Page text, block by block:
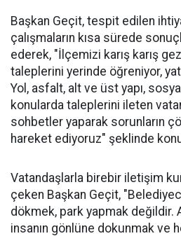
Başkan Geçit, tespit edilen
çalışmaların kısa sürede
ederek, "İlçemizi karış karış
taleplerini yerinde öğreniyor,
Yol, asfalt, alt ve üst yapı,
konularda taleplerini ileten
sohbetler yaparak sorunların
hareket ediyoruz" şeklinde
Vatandaşlarla birebir iletişim
çeken Başkan Geçit,
dökmek, park yapmak değildir.
insanın gönlüne dokunmak ve